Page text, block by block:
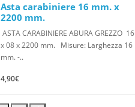
Asta carabiniere 16 mm. x
2200 mm.
ASTA CARABINIERE ABURA GREZZO 16
x 08 x 2200 mm. Misure: Larghezza 16
mm. -..
4,90€